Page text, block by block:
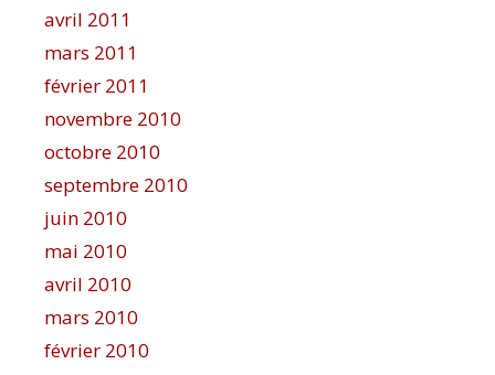
avril 2011
mars 2011
février 2011
novembre 2010
octobre 2010
septembre 2010
juin 2010
mai 2010
avril 2010
mars 2010
février 2010